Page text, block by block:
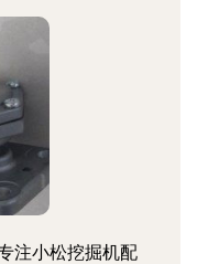
注小松挖掘机配